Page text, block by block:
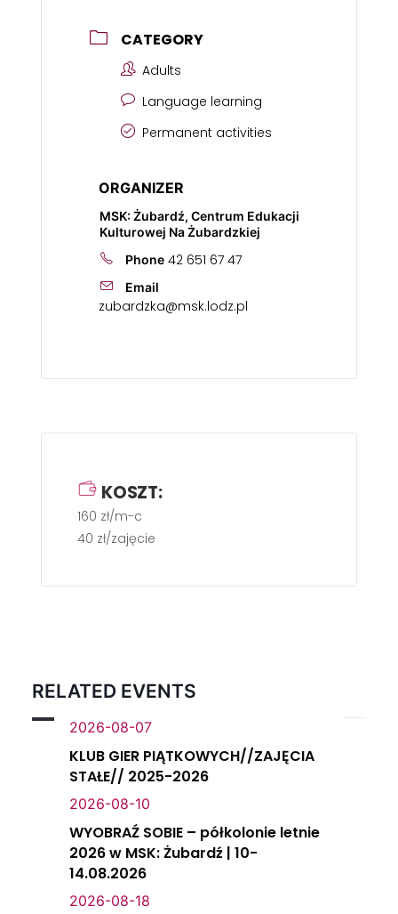
CATEGORY
Adults
Language learning
Permanent activities
ORGANIZER
MSK: Żubardź, Centrum Edukacji
Kulturowej Na Żubardzkiej
Phone 42 651 67 47
Email
zubardzka@msk.lodz.pl
KOSZT:
160 zł/m-c
40 zł/zajęcie
RELATED EVENTS
2026-08-07
KLUB GIER PIĄTKOWYCH//ZAJĘCIA
STAŁE// 2025-2026
2026-08-10
WYOBRAŹ SOBIE – półkolonie letnie
2026 w MSK: Żubardź | 10-
14.08.2026
2026-08-18